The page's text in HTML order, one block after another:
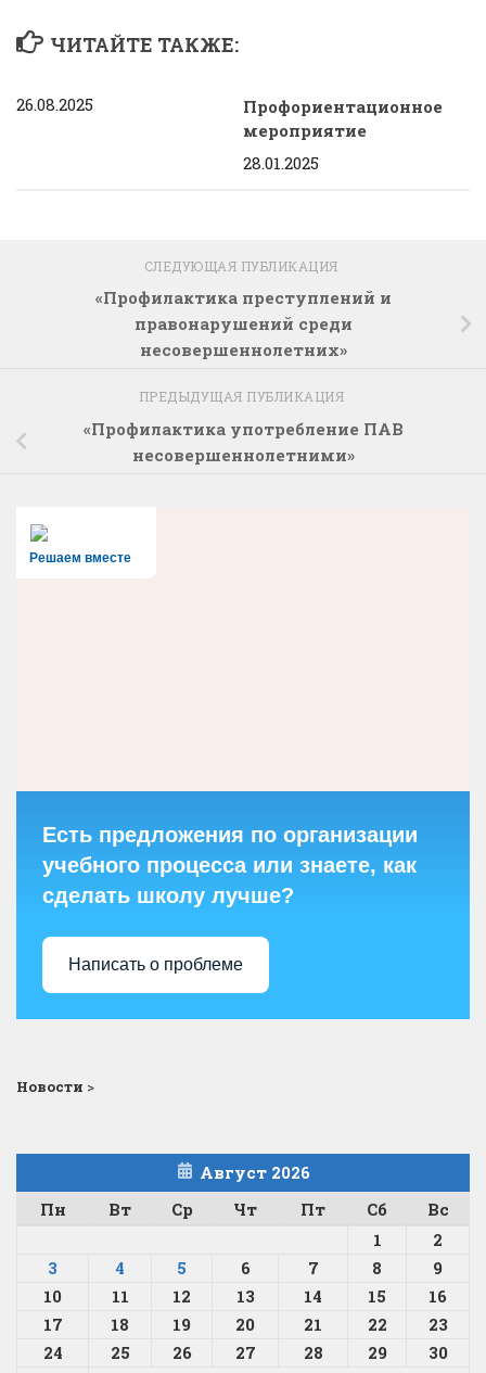
ЧИТАЙТЕ ТАКЖЕ:
26.08.2025
Профориентационное
мероприятие
28.01.2025
СЛЕДУЮЩАЯ ПУБЛИКАЦИЯ
«Профилактика преступлений и
правонарушений среди
несовершеннолетних»
ПРЕДЫДУЩАЯ ПУБЛИКАЦИЯ
«Профилактика употребление ПАВ
несовершеннолетними»
Решаем вместе
Есть предложения по организации
учебного процесса или знаете, как
сделать школу лучше?
Написать о проблеме
Новости >
Август 2026
Пн
Вт Ср Чт Пт Сб
Вс
1
2
3
4 5 6 7 8
9
10
11 12 13 14 15
16
17
18 19 20 21 22
23
24
25 26 27 28 29
30